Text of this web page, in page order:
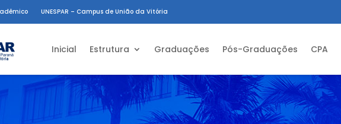
UNESPAR – Campus de União da Vitória
Inicial Estrutura Graduações Pós-Graduações CPA